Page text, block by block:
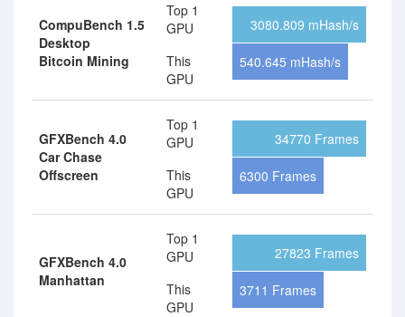
CompuBench 1.5
Desktop
Bitcoin Mining
Top 1
GPU
This
GPU
3080.809 mHash/s
540.645 mHash/s
GFXBench 4.0
Car Chase
Offscreen
Top 1
GPU
This
GPU
34770 Frames
6300 Frames
GFXBench 4.0
Manhattan
Top 1
GPU
This
GPU
27823 Frames
3711 Frames